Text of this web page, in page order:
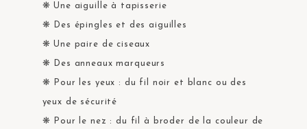
❋ Une aiguille à tapisserie
❋ Des épingles et des aiguilles
❋ Une paire de ciseaux
❋ Des anneaux marqueurs
❋ Pour les yeux : du fil noir et blanc ou des
yeux de sécurité
❋ Pour le nez : du fil à broder de la couleur de